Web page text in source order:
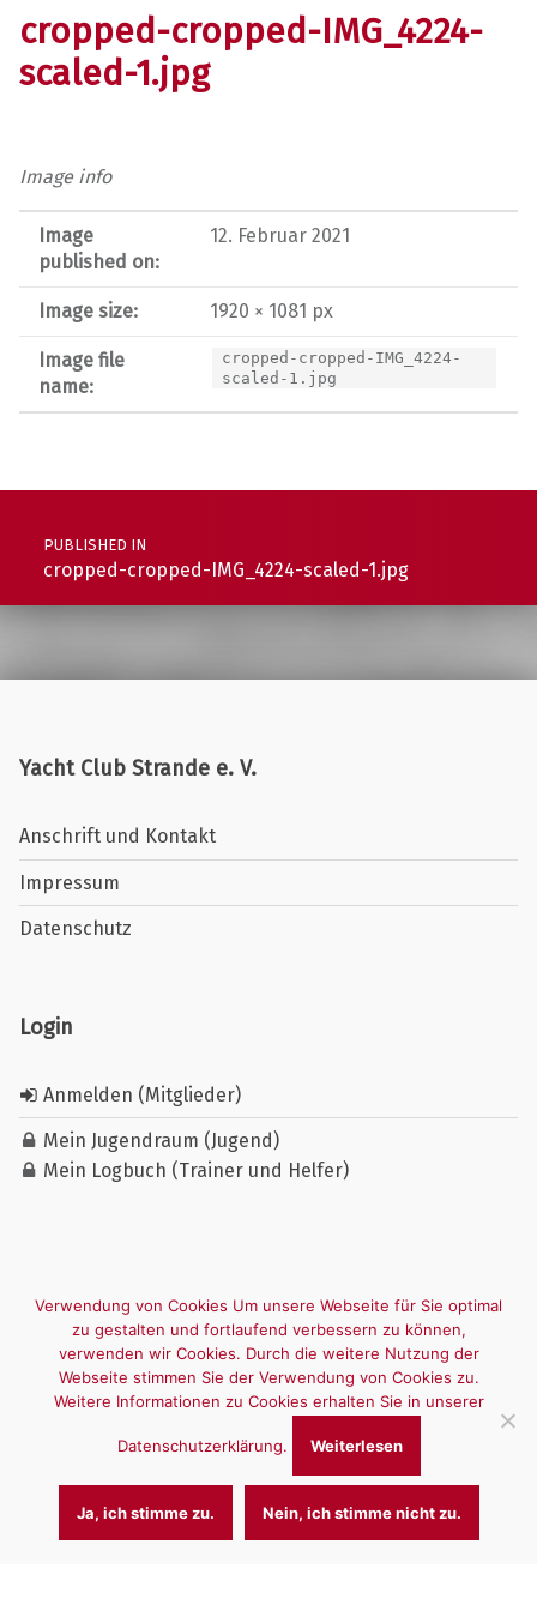
cropped-cropped-IMG_4224-
scaled-1.jpg
Image info
Image
published on:
12. Februar 2021
Image size: 1920 × 1081 px
Image file
name:
cropped-cropped-IMG_4224-
scaled-1.jpg
Post navigation
PUBLISHED IN
cropped-cropped-IMG_4224-scaled-1.jpg
Yacht Club Strande e. V.
Anschrift und Kontakt
Impressum
Datenschutz
Login
Anmelden (Mitglieder)
Mein Jugendraum (Jugend)
Mein Logbuch (Trainer und Helfer)
Verwendung von Cookies Um unsere Webseite für Sie optimal
zu gestalten und fortlaufend verbessern zu können,
verwenden wir Cookies. Durch die weitere Nutzung der
Webseite stimmen Sie der Verwendung von Cookies zu.
Weitere Informationen zu Cookies erhalten Sie in unserer
Datenschutzerklärung. Weiterlesen
Ja, ich stimme zu. Nein, ich stimme nicht zu.